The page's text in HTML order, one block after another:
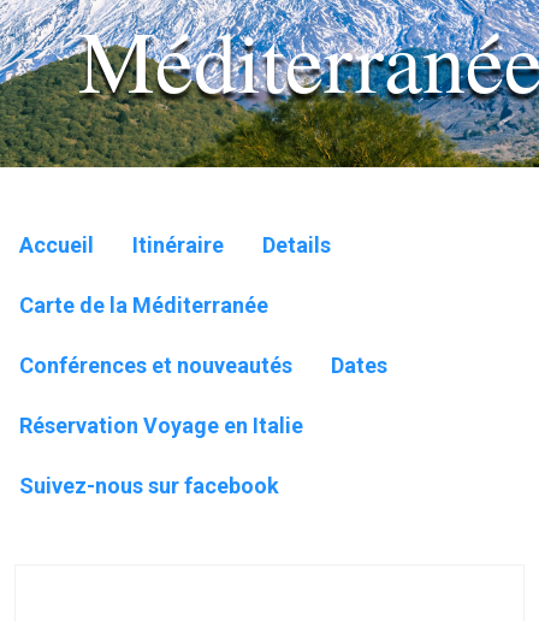
Accueil Itinéraire Details
Carte de la Méditerranée
Conférences et nouveautés Dates
Réservation Voyage en Italie
Suivez-nous sur facebook